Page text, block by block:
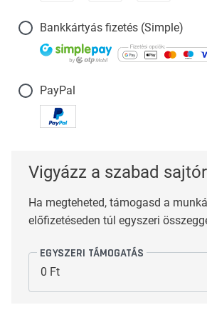
Bankkártyás fizetés (Simple)
PayPal
Vigyázz a szabad
Ha megteheted, támogasd a
előfizetéseden túl egyszeri
EGYSZERI TÁMOGATÁS